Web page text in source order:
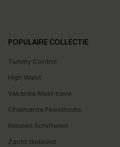
POPULAIRE COLLECTIE
Tummy Control
High Waist
Vakantie Must-have
Charmante Feestlooks
Kleuren Schitteren
Zacht Gebreid